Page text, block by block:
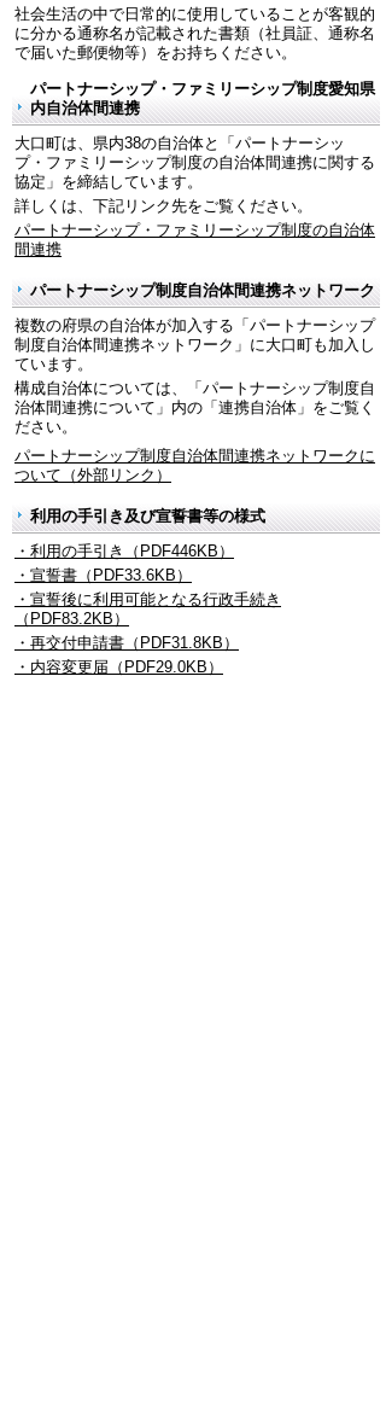
社会生活の中で日常的に使用していることが客観的
に分かる通称名が記載された書類（社員証、通称名
で届いた郵便物等）をお持ちください。
パートナーシップ・ファミリーシップ制度愛知県
内自治体間連携
大口町は、県内38の自治体と「パートナーシッ
プ・ファミリーシップ制度の自治体間連携に関する
協定」を締結しています。
詳しくは、下記リンク先をご覧ください。
パートナーシップ・ファミリーシップ制度の自治体
間連携
パートナーシップ制度自治体間連携ネットワーク
複数の府県の自治体が加入する「パートナーシップ
制度自治体間連携ネットワーク」に大口町も加入し
ています。
構成自治体については、「パートナーシップ制度自
治体間連携について」内の「連携自治体」をご覧く
ださい。
パートナーシップ制度自治体間連携ネットワークに
ついて（外部リンク）
利用の手引き及び宣誓書等の様式
・利用の手引き（PDF446KB）
・宣誓書（PDF33.6KB）
・宣誓後に利用可能となる行政手続き
（PDF83.2KB）
・再交付申請書（PDF31.8KB）
・内容変更届（PDF29.0KB）